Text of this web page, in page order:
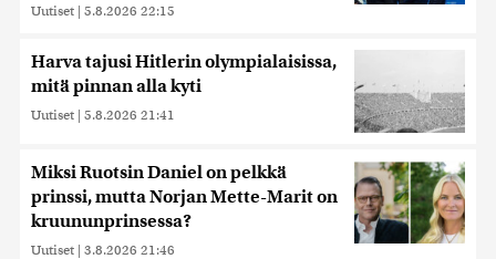
Uutiset | 5.8.2026 22:15
Harva tajusi Hitlerin olympialaisissa,
mitä pinnan alla kyti
Uutiset | 5.8.2026 21:41
Miksi Ruotsin Daniel on pelkkä
prinssi, mutta Norjan Mette-Marit on
kruununprinsessa?
Uutiset | 3.8.2026 21:46